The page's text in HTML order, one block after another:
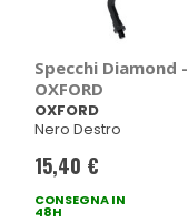
Specchi Diamond -
OXFORD
OXFORD
Nero Destro
15,40 €
CONSEGNA IN
48H